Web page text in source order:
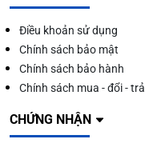
Điều khoản sử dụng
Chính sách bảo mật
Chính sách bảo hành
Chính sách mua - đổi - trả
CHỨNG NHẬN